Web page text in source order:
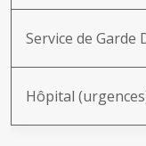
Service de Garde
Hôpital